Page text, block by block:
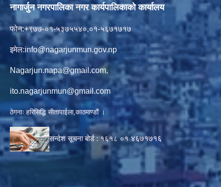
नागार्जुन नगरपालिका नगर कार्यपालिकाको कार्यालय
फोन:+९७७-०१-५३७५५४०,०१-५६७१७१७
इमेल:info@nagarjunmun.gov.np
Nagarjun.napa@gmail.com,
ito.nagarjunmun@gmail.com
ठेगनाः हरिसिद्धि सीतापाईला,काठमाण्डौं ।
सन्देश सूचना बोर्ड : १६१८ ०१४६७१७१६